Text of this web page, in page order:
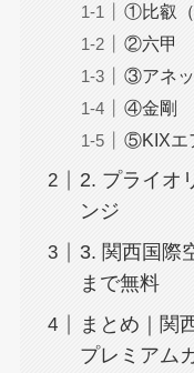
①比叡（
②六甲
③アネッ
④金剛
⑤KIXエ
2. プライオ
ンジ
3. 関西国際
まで無料
まとめ｜関
プレミアム